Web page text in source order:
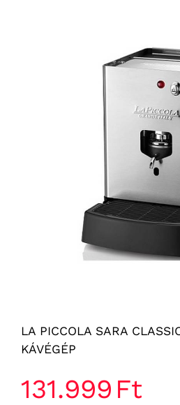
LA PICCOLA SARA
KÁVÉGÉP
131.999 Ft